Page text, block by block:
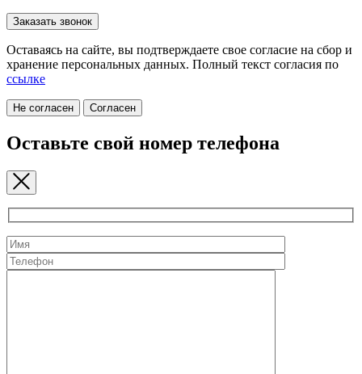
Заказать звонок
Оставаясь на сайте, вы подтверждаете свое согласие на cбор и
хранение персональных данных. Полный текст согласия по
ссылке
Не согласен Согласен
Оставьте свой номер телефона